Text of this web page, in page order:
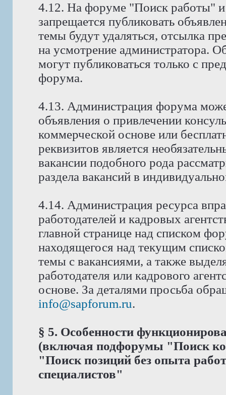
4.12. На форуме "Поиск работы" и
запрещается публиковать
темы будут удаляться, отсылка
на усмотрение администратора.
могут публиковаться только с
форума.
4.13. Администрация форума
объявления о привлечении
коммерческой основе или
реквизитов является
вакансии подобного рода
раздела вакансий в
4.14. Администрация ресурса
работодателей и кадровых
главной странице над списком
находящегося над текущим
темы с вакансиями, а также
работодателя или кадрового
основе. За деталями просьба
info@sapforum.ru.
§ 5. Особенности
(включая подфорумы "Поиск
"Поиск позиций без опыта
специалистов"